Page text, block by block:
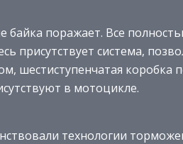
поражает. Все
присутствует система,
шестиступенчатая коробка
в мотоцикле.
технологии